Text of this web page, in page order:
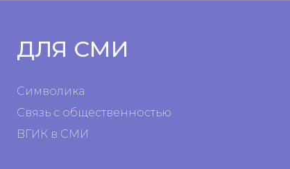
ДЛЯ СМИ
Символика
Связь с общественностью
ВГИК в СМИ